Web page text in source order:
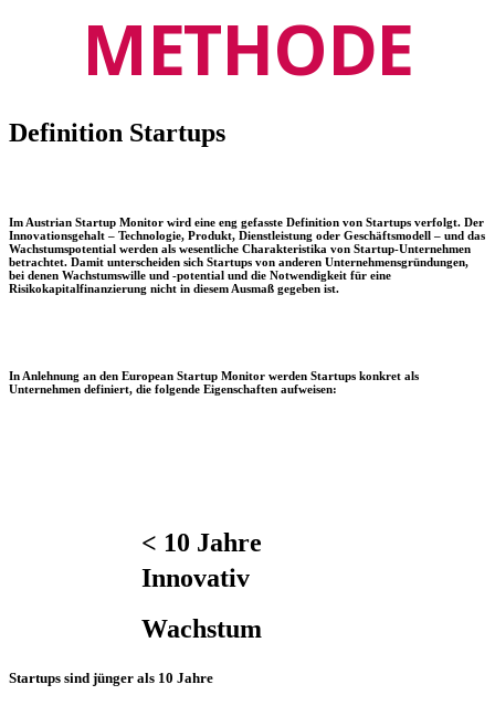
METHODE
Definition Startups
Im Austrian Startup Monitor wird eine eng gefasste Definition von Startups verfolgt. Der
Innovationsgehalt – Technologie, Produkt, Dienstleistung oder Geschäftsmodell – und das
Wachstumspotential werden als wesentliche Charakteristika von Startup-Unternehmen
betrachtet. Damit unterscheiden sich Startups von anderen Unternehmensgründungen,
bei denen Wachstumswille und -potential und die Notwendigkeit für eine
Risikokapitalfinanzierung nicht in diesem Ausmaß gegeben ist.
In Anlehnung an den European Startup Monitor werden Startups konkret als
Unternehmen definiert, die folgende Eigenschaften aufweisen:
< 10 Jahre
Innovativ
Wachstum
Startups sind jünger als 10 Jahre